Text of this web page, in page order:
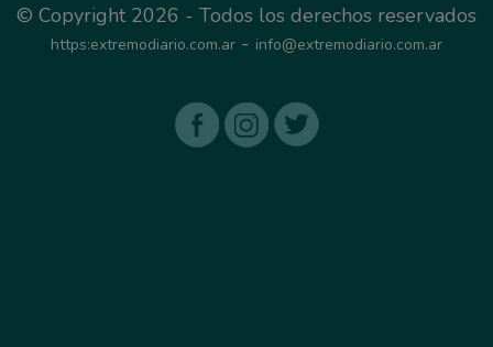
© Copyright 2026 - Todos los derechos reservados
https:extremodiario.com.ar - info@extremodiario.com.ar